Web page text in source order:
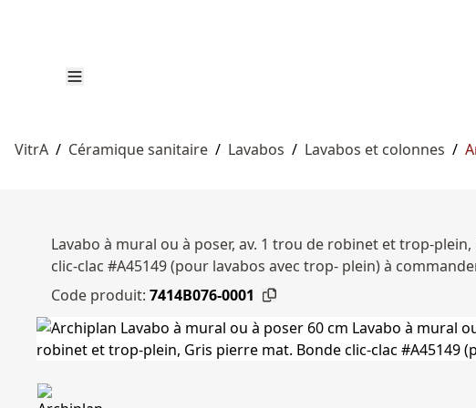
VitrA / Céramique sanitaire / Lavabos / Lavabos et colonnes /
Lavabo à mural ou à poser, av. 1 trou de robinet et trop-
clic-clac #A45149 (pour lavabos avec trop- plein) à
Code produit: 7414B076-0001